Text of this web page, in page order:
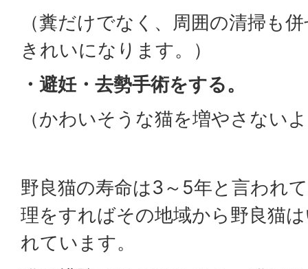
（糞だけでなく、周囲の清掃も
きれいになります。）
・避妊・去勢手術をする。
（かわいそうな猫を増やさない
野良猫の寿命は3～5年と言われ
理をすればその地域から野良猫
れています。